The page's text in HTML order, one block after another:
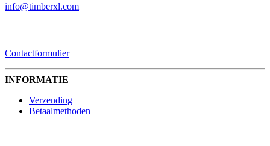
info@timberxl.com
Contactformulier
INFORMATIE
Verzending
Betaalmethoden